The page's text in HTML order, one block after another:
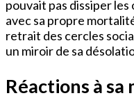
pouvait pas dissiper
avec sa propre
retrait des cercles
un miroir de sa
Réactions à sa